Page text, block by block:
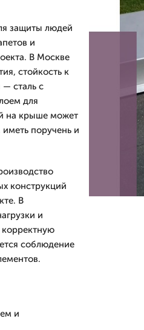
защиты людей
и
В Москве
стойкость к
сталь с
для
на крыше может
поручень и
конструкций
В
и
корректную
соблюдение
и